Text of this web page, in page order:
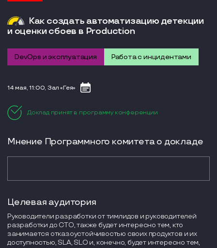
Как создать автоматизацию детекции
и оценки сбоев в Production
DevOps и эксплуатация Работа с инцидентами
14 мая, 11:00, Зал «Гея»
Доклад принят в программу конференции
Мнение Программного комитета о докладе
Целевая аудитория
Руководители разработки от тимлидов и руководителей
разработки до CTO, также будет интересно тем, кто
занимается отказоустойчивостью своих продуктов и их
доступностью, SLA, SLO и, конечно, будет интересно тем,